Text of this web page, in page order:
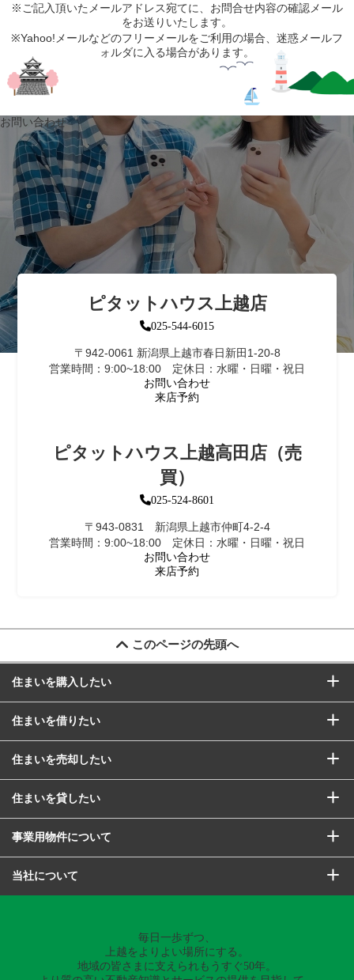
※ご記入頂いたメールアドレス宛てに、お問合せ内容の確認メール
をお送りいたします。
※Yahoo!メールなどのフリーメールをご利用の場合、迷惑メールフ
ォルダに入る場合があります。
お問い合わせ
ピタットハウス上越店
025-544-6015
〒942-0061 新潟県上越市春日新田1-20-8
営業時間：9:00~18:00 定休日：水曜・日曜・祝日
お問い合わせ
来店予約
ピタットハウス上越高田店（売
買）
025-524-8601
〒943-0831 新潟県上越市仲町4-2-4
営業時間：9:00~18:00 定休日：水曜・日曜・祝日
お問い合わせ
来店予約
このページの先頭へ
住まいを購入したい
住まいを借りたい
住まいを売却したい
住まいを貸したい
事業用物件について
当社について
毎日一歩ずつ、
上越をよりよい場所にする。
地域の皆さまに支えられもうすぐ50年。